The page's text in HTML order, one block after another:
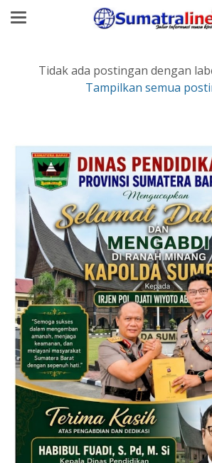
Tidak ada postingan dengan
Tampilkan semua